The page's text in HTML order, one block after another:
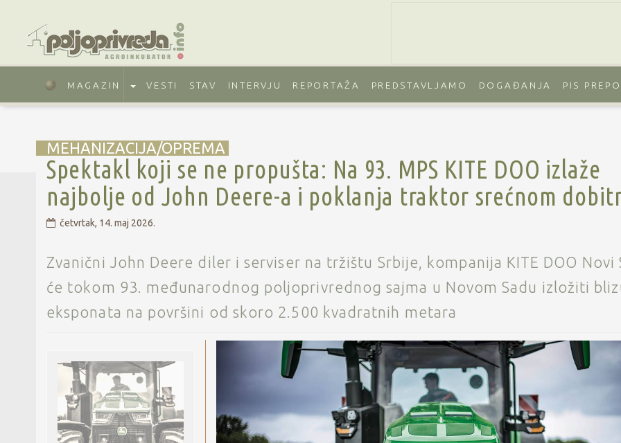
MAGAZIN VESTI STAV INTERVJU REPORTAŽA PREDSTAVLJAMO DOGAĐANJA PIS
MEHANIZACIJA/OPREMA
Spektakl koji se ne propušta: Na 93. MPS KITE DOO izlaže
najbolje od John Deere-a i poklanja traktor srećnom
četvrtak, 14. maj 2026.
Zvanični John Deere diler i serviser na tržištu Srbije, kompanija KITE DOO Novi
će tokom 93. međunarodnog poljoprivrednog sajma u Novom Sadu izložiti
eksponata na površini od skoro 2.500 kvadratnih metara